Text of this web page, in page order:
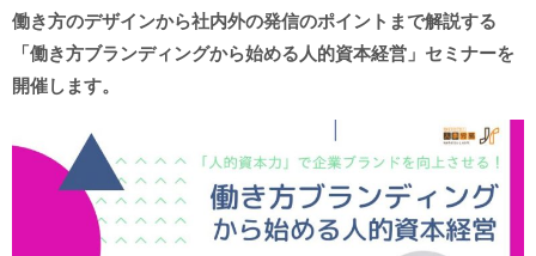
働き方のデザインから社内外の発信のポイントまで解説する
「働き方ブランディングから始める人的資本経営」セミナーを
開催します。